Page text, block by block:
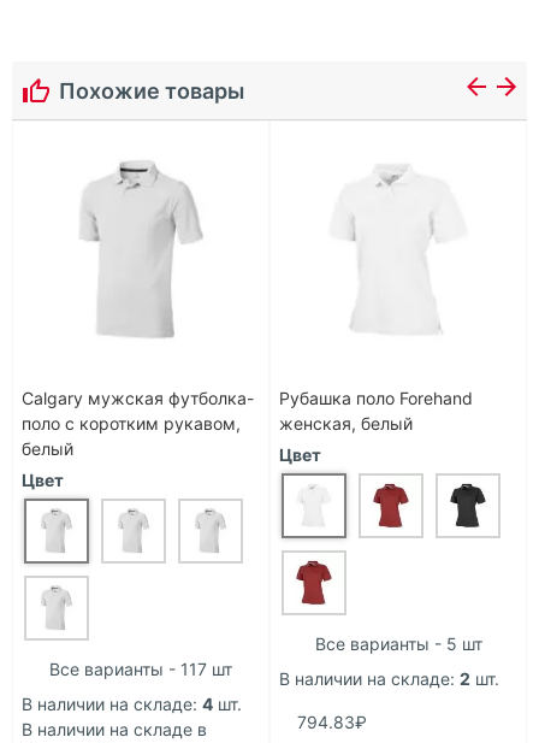
Похожие товары
Calgary мужская футболка-
поло с коротким рукавом,
белый
Цвет
Все варианты - 117 шт
В наличии на складе: 4 шт.
В наличии на складе в
Рубашка поло Forehand
женская, белый
Цвет
Все варианты - 5 шт
В наличии на складе: 2 шт.
794.83₽